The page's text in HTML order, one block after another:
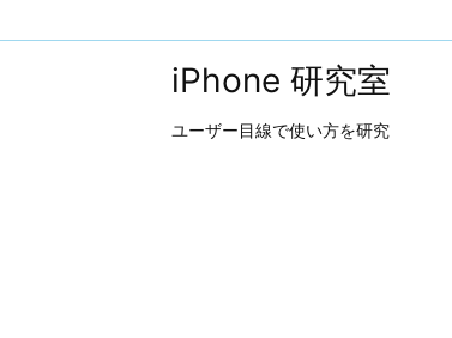
iPhone 研究室
ユーザー目線で使い方を研究